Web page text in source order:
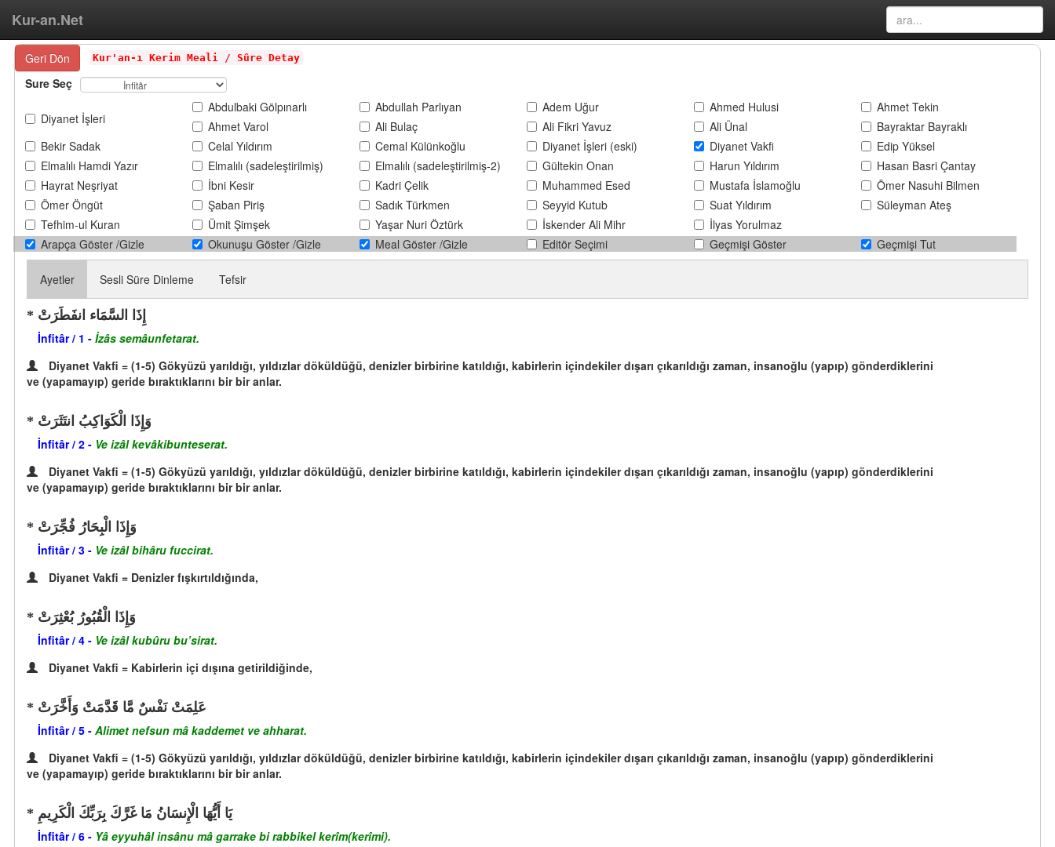
Kur-an.Net
Geri Dön Kur'an-ı Kerim Meali / Sûre Detay
Sure Seç
Diyanet İşleri
Abdulbaki Gölpınarlı Abdullah Parlıyan Adem Uğur Ahmed Hulusi
Ahmet Tekin
Ahmet Varol
Ali Bulaç Ali Fikri Yavuz Ali Ünal
Bayraktar Bayraklı
Bekir Sadak
Celal Yıldırım Cemal Külünkoğlu Diyanet İşleri (eski) Diyanet Vakfi
Edip Yüksel
Elmalılı Hamdi Yazır
Elmalılı (sadeleştirilmiş) Elmalılı (sadeleştirilmiş-2) Gültekin Onan Harun Yıldırım
Hasan Basri Çantay
Hayrat Neşriyat
İbni Kesir Kadri Çelik Muhammed Esed Mustafa İslamoğlu
Ömer Nasuhi Bilmen
Ömer Öngüt
Şaban Piriş Sadık Türkmen Seyyid Kutub Suat Yıldırım
Süleyman Ateş
Tefhim-ul Kuran
Ümit Şimşek Yaşar Nuri Öztürk İskender Ali Mihr
İlyas Yorulmaz
Arapça Göster /Gizle
Okunuşu Göster /Gizle Meal Göster /Gizle Editör Seçimi Geçmişi Göster Geçmişi Tut
Ayetler Sesli Süre Dinleme Tefsir
إِذَا السَّمَاء انفَطَرَتْ
İnfitâr / 1 - İzâs semâunfetarat.
Diyanet Vakfi = (1-5) Gökyüzü yarıldığı, yıldızlar döküldüğü, denizler birbirine katıldığı, kabirlerin içindekiler dışarı çıkarıldığı zaman, insanoğlu (yapıp) gönderdiklerini
ve (yapamayıp) geride bıraktıklarını bir bir anlar.
وَإِذَا الْكَوَاكِبُ انتَثَرَتْ
İnfitâr / 2 - Ve izâl kevâkibunteserat.
Diyanet Vakfi = (1-5) Gökyüzü yarıldığı, yıldızlar döküldüğü, denizler birbirine katıldığı, kabirlerin içindekiler dışarı çıkarıldığı zaman, insanoğlu (yapıp) gönderdiklerini
ve (yapamayıp) geride bıraktıklarını bir bir anlar.
وَإِذَا الْبِحَارُ فُجِّرَتْ
İnfitâr / 3 - Ve izâl bihâru fuccirat.
Diyanet Vakfi = Denizler fışkırtıldığında,
وَإِذَا الْقُبُورُ بُعْثِرَتْ
İnfitâr / 4 - Ve izâl kubûru bu’sirat.
Diyanet Vakfi = Kabirlerin içi dışına getirildiğinde,
عَلِمَتْ نَفْسٌ مَّا قَدَّمَتْ وَأَخَّرَتْ
İnfitâr / 5 - Alimet nefsun mâ kaddemet ve ahharat.
Diyanet Vakfi = (1-5) Gökyüzü yarıldığı, yıldızlar döküldüğü, denizler birbirine katıldığı, kabirlerin içindekiler dışarı çıkarıldığı zaman, insanoğlu (yapıp) gönderdiklerini
ve (yapamayıp) geride bıraktıklarını bir bir anlar.
يَا أَيُّهَا الْإِنسَانُ مَا غَرَّكَ بِرَبِّكَ الْكَرِيمِ
İnfitâr / 6 - Yâ eyyuhâl insânu mâ garrake bi rabbikel kerîm(kerîmi).